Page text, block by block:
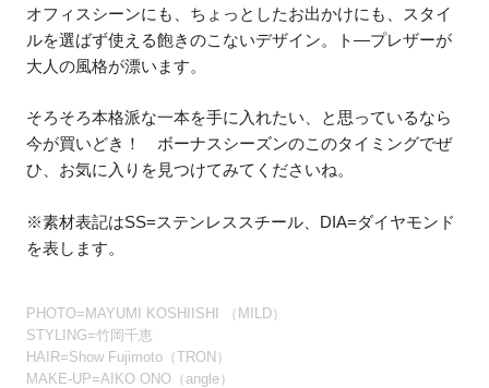
オフィスシーンにも、ちょっとしたお出かけにも、スタイ
ルを選ばず使える飽きのこないデザイン。ト―プレザーが
大人の風格が漂います。
そろそろ本格派な一本を手に入れたい、と思っているなら
今が買いどき！ ボーナスシーズンのこのタイミングでぜ
ひ、お気に入りを見つけてみてくださいね。
※素材表記はSS=ステンレススチール、DIA=ダイヤモンド
を表します。
PHOTO=MAYUMI KOSHIISHI （MILD）
STYLING=竹岡千恵
HAIR=Show Fujimoto（TRON）
MAKE-UP=AIKO ONO（angle）